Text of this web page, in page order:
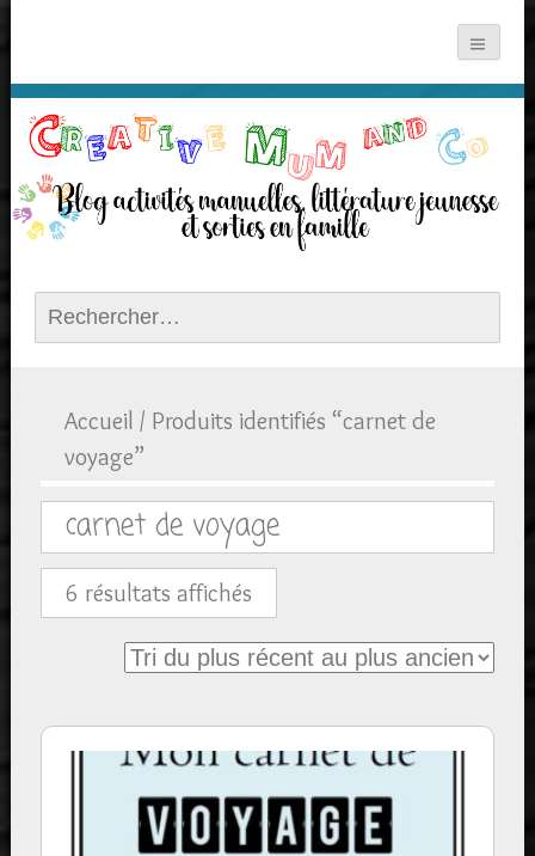
Rechercher :
Accueil / Produits identifiés “carnet de
voyage”
carnet de voyage
6 résultats affichésTrié
du
plus
au
plus
ancien